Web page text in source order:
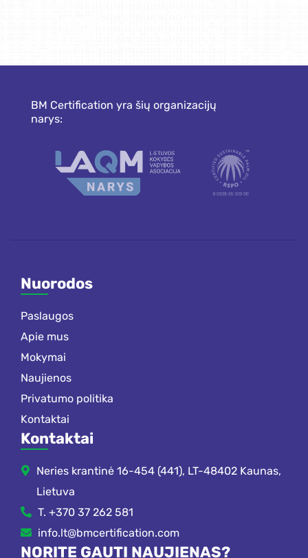
BM Certification yra šių organizacijų
narys:
Nuorodos
Paslaugos
Apie mus
Mokymai
Naujienos
Privatumo politika
Kontaktai
Kontaktai
Neries krantinė 16-454 (441), LT-48402 Kaunas,
Lietuva
T. +370 37 262 581
info.lt@bmcertification.com
NORITE GAUTI NAUJIENAS?